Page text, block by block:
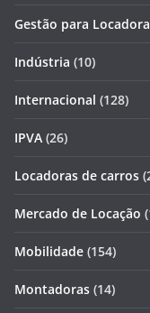
Gestão para
Indústria (10)
Internacional (128)
IPVA (26)
Locadoras de carros
Mercado de Locação
Mobilidade (154)
Montadoras (14)